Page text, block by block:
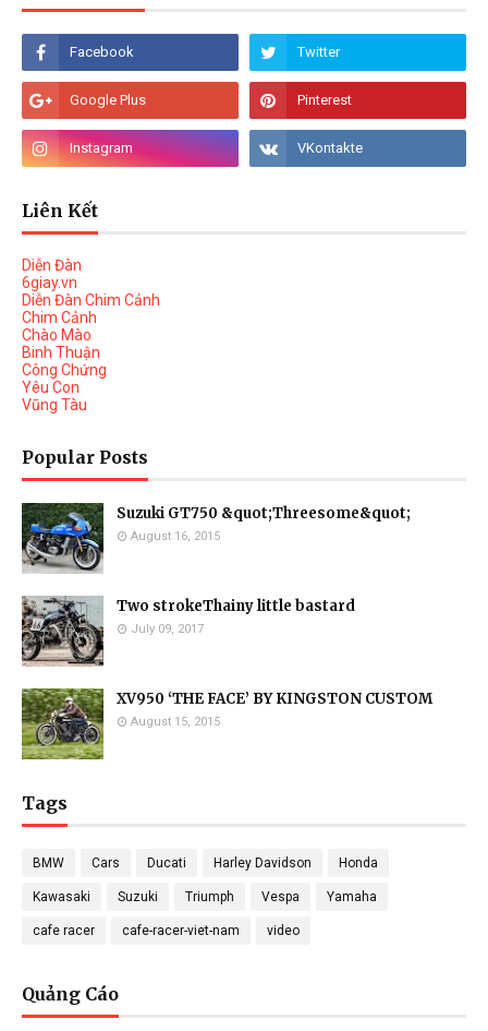
Liên Kết
Diễn Đàn
6giay.vn
Diễn Đàn Chim Cảnh
Chim Cảnh
Chào Mào
Binh Thuận
Công Chứng
Yêu Con
Vũng Tàu
Popular Posts
Suzuki GT750 &quot;Threesome&quot;
August 16, 2015
Two strokeThainy little bastard
July 09, 2017
XV950 ‘THE FACE’ BY KINGSTON CUSTOM
August 15, 2015
Tags
BMW Cars Ducati Harley Davidson Honda
Kawasaki Suzuki Triumph Vespa Yamaha
cafe racer cafe-racer-viet-nam video
Quảng Cáo